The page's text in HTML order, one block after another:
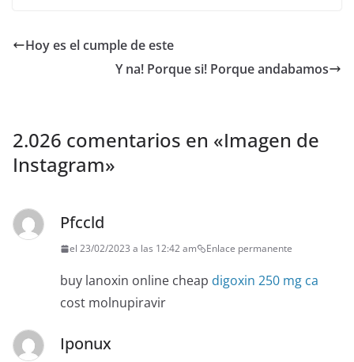
Hoy es el cumple de este
Y na! Porque si! Porque andabamos
2.026 comentarios en «Imagen de
Instagram»
Pfccld
el 23/02/2023 a las 12:42 am Enlace permanente
buy lanoxin online cheap digoxin 250 mg ca
cost molnupiravir
Iponux